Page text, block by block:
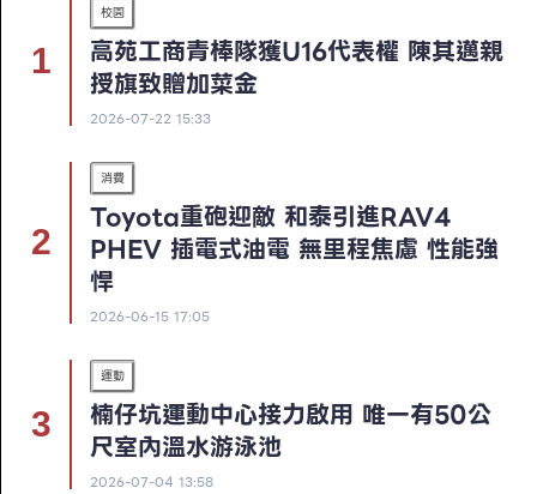
校園
高苑工商青棒隊獲U16代表權 陳其邁親
授旗致贈加菜金
2026-07-22 15:33
消費
Toyota重砲迎敵 和泰引進RAV4
PHEV 插電式油電 無里程焦慮 性能強
悍
2026-06-15 17:05
運動
楠仔坑運動中心接力啟用 唯一有50公
尺室內溫水游泳池
2026-07-04 13:58